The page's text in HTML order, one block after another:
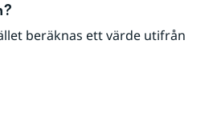
beräknas ett värde utifrån